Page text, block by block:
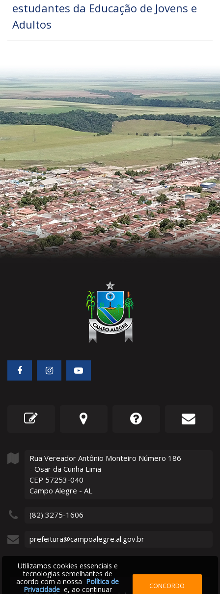
estudantes da Educação de Jovens e
Adultos
Rua Vereador Antônio Monteiro Número 186
- Osar da Cunha Lima
CEP 57253-040
Campo Alegre - AL
(82) 3275-1606
prefeitura@campoalegre.al.gov.br
Utilizamos cookies essenciais e
tecnologias semelhantes de
acordo com a nossa Política de
Privacidadee, ao continuar
CONCORDO